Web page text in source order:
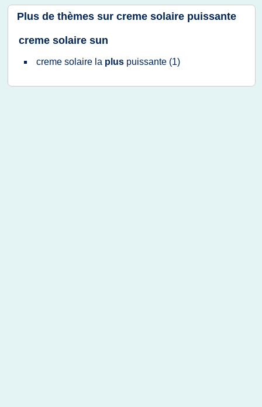
Plus de thèmes sur creme solaire puissante
creme solaire sun
creme solaire la plus puissante (1)